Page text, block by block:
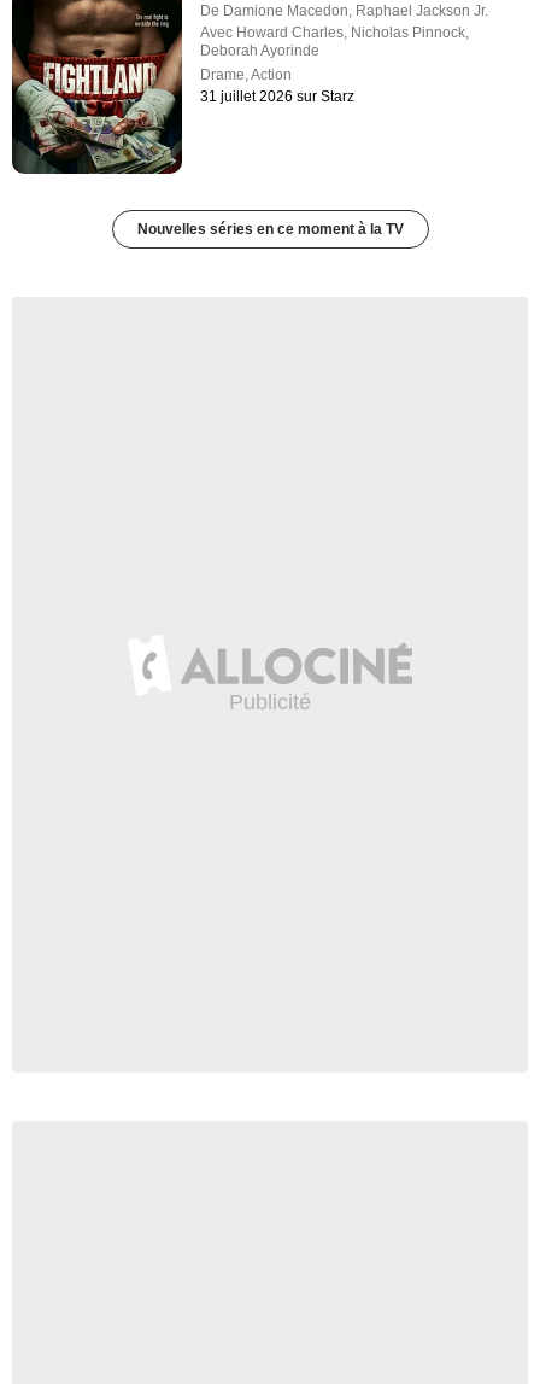
De Damione Macedon, Raphael Jackson Jr.
Avec Howard Charles, Nicholas Pinnock,
Deborah Ayorinde
Drame,Action
31 juillet 2026 sur Starz
Nouvelles séries en ce moment à la TV